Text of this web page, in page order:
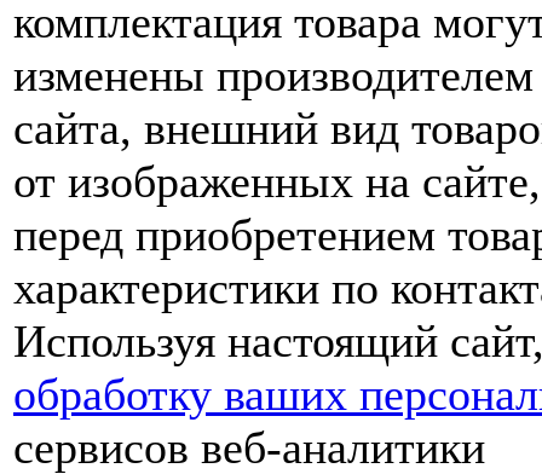
комплектация товара
изменены производителем
сайта, внешний вид
от изображенных на
перед приобретением
характеристики по
Используя настоящий
обработку ваших
сервисов веб-аналитики